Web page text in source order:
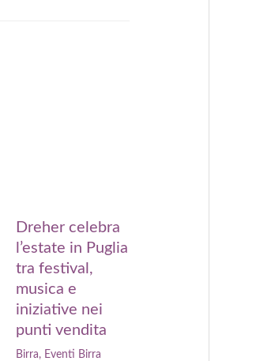
Dreher celebra
l’estate in Puglia
tra festival,
musica e
iniziative nei
punti vendita
Birra, Eventi Birra